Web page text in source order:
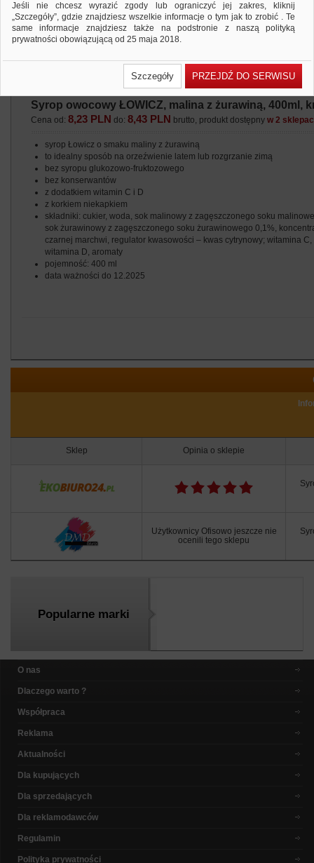
Syrop owocowy ŁOWICZ, malina z żurawiną, 400ml,
Cena od:8,23 PLN do:8,43 PLN brutto, produkt dostępnyw 2
syrop Łowicz o smaku maliny z żurawiną
to idealny sposób na orzeźwienie latem lub rozgrzanie zimą
bez syropu glukozowo-fruktozowego
bez konserwantów
z dodatkiem witamin C i D
z korkiem niekapkiem
składniki: cukier, woda, sok malinowy z zagęszczonego soku
sok żurawinowy z zagęszczonego soku żurawinowego 0,1%,
czarnej marchwi, regulator kwasowości – kwas cytrynowy; witamina C,
witamina D, aromaty
pojemność: 400 ml
data ważności do 12.2025
Sklep Opinia o sklepie
Użytkownicy Ofisowo jeszcze nie
ocenili tego sklepu
Popularne marki
O nas
Dlaczego warto ?
Współpraca
Reklama
Aktualności
Dla kupujących
Dla sprzedających
Dla reklamodawców
Regulamin
Polityka prywatności
Jeśli nie chcesz wyrazić zgody lub ograniczyć jej zakres, kliknij
„Szczegóły”, gdzie znajdziesz wszelkie informacje o tym jak to zrobić . Te
same informacje znajdziesz także na podstronie z naszą polityką
prywatności obowiązującą od 25 maja 2018.
wcześniejsza zgoda której udzieliliście podczas zakładania konta. Każda
Państwa zgoda jest dobrowolna i można ją w dowolnym momencie
Polityka prywatności (rozwiń)
Klauzula Informacyjna (rozwiń)
Lista Zaufanych Partnerów (rozwiń)
Szczegóły PRZEJDŹ DO SERWISU